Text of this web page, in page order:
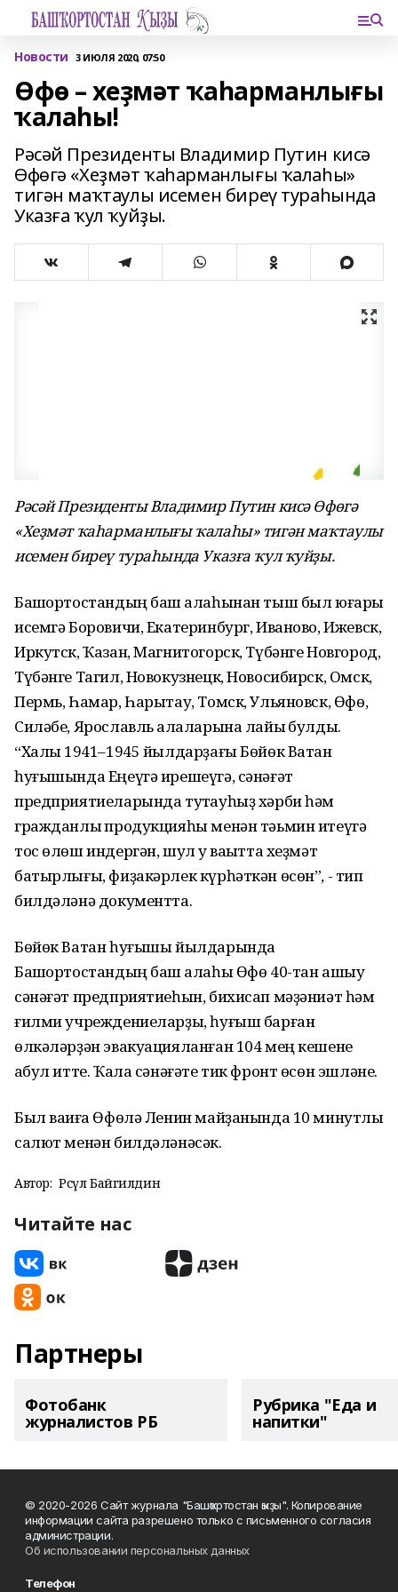
Новости 3 ИЮЛЯ 2020, 07:50
Өфө – хеҙмәт ҡаһарманлығы
ҡалаһы!
Рәсәй Президенты Владимир Путин кисә
Өфөгә «Хеҙмәт ҡаһарманлығы ҡалаһы»
тигән маҡтаулы исемен биреү тураһында
Указға ҡул ҡуйҙы.
Рәсәй Президенты Владимир Путин кисә Өфөгә
«Хеҙмәт ҡаһарманлығы ҡалаһы» тигән маҡтаулы
исемен биреү тураһында Указға ҡул ҡуйҙы.
Башҡортостандың баш ҡалаһынан тыш был юғары
исемгә Боровичи, Екатеринбург, Иваново, Ижевск,
Иркутск, Ҡазан, Магнитогорск, Түбәнге Новгород,
Түбәнге Тагил, Новокузнецк, Новосибирск, Омск,
Пермь, Һамар, Һарытау, Томск, Ульяновск, Өфө,
Силәбе, Ярославль ҡалаларына лайыҡ булды.
“Халҡы 1941–1945 йылдарҙағы Бөйөк Ватан
һуғышында Еңеүгә ирешеүгә, сәнәғәт
предприятиеларында туҡтауһыҙ хәрби һәм
гражданлыҡ продукцияһы менән тәьмин итеүгә
тос өлөш индергән, шул уҡ ваҡытта хеҙмәт
батырлығы, фиҙакәрлек күрһәткән өсөн”, - тип
билдәләнә документта.
Бөйөк Ватан һуғышы йылдарында
Башҡортостандың баш ҡалаһы Өфө 40-тан ашыу
сәнәғәт предприятиеһын, бихисап мәҙәниәт һәм
ғилми учреждениеларҙы, һуғыш барған
өлкәләрҙән эвакуацияланған 104 мең кешене
ҡабул итте. Ҡала сәнәғәте тик фронт өсөн эшләне.
Был ваҡиға Өфөлә Ленин майҙанында 10 минутлыҡ
салют менән билдәләнәсәк.
Автор: Рәсүл Байгилдин
Читайте нас
Партнеры
Фотобанк
журналистов РБ
Рубрика "Еда и
напитки"
© 2020-2026 Сайт журнала "Башҡортостан ҡыҙы". Копирование
информации сайта разрешено только с письменного согласия
администрации.
Об использовании персональных данных
Телефон